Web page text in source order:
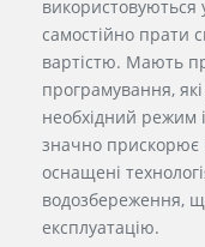
використовуються
самостійно прати
вартістю. Мають
програмування,
необхідний режим
значно прискорює
оснащені
водозбереження,
експлуатацію.